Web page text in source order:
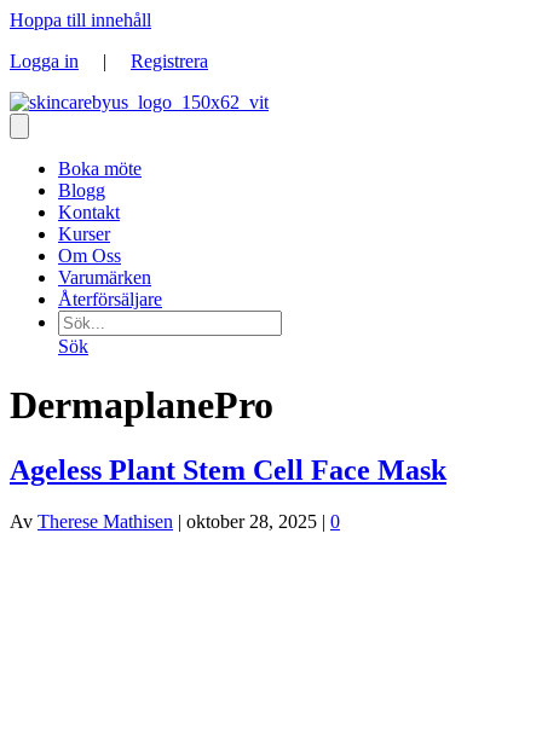
Hoppa till innehåll
Logga in | Registrera
Boka möte
Blogg
Kontakt
Kurser
Om Oss
Varumärken
Återförsäljare
Sök
DermaplanePro
Ageless Plant Stem Cell Face Mask
Av Therese Mathisen | oktober 28, 2025 | 0